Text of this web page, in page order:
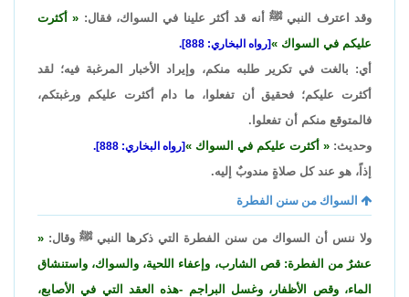
وقد اعترف النبي ﷺ أنه قد أكثر علينا في السواك، فقال:
أكثرت
عليكم في السواك
[رواه البخاري: 888].
أي: بالغت في تكرير طلبه منكم، وإيراد الأخبار المرغبة فيه؛ لقد
أكثرت عليكم؛ فحقيق أن تفعلوا، ما دام أكثرت عليكم ورغبتكم،
فالمتوقع منكم أن تفعلوا.
وحديث:
أكثرت عليكم في السواك [رواه البخاري: 888].
إذاً، هو عند كل صلاةٍ مندوبٌ إليه.
السواك من سنن الفطرة
ولا ننس أن السواك من سنن الفطرة التي ذكرها النبي ﷺ وقال:
عشرٌ من الفطرة: قص الشارب، وإعفاء اللحية، والسواك، واستنشاق
الماء، وقص الأظفار، وغسل البراجم -هذه العقد التي في الأصابع،